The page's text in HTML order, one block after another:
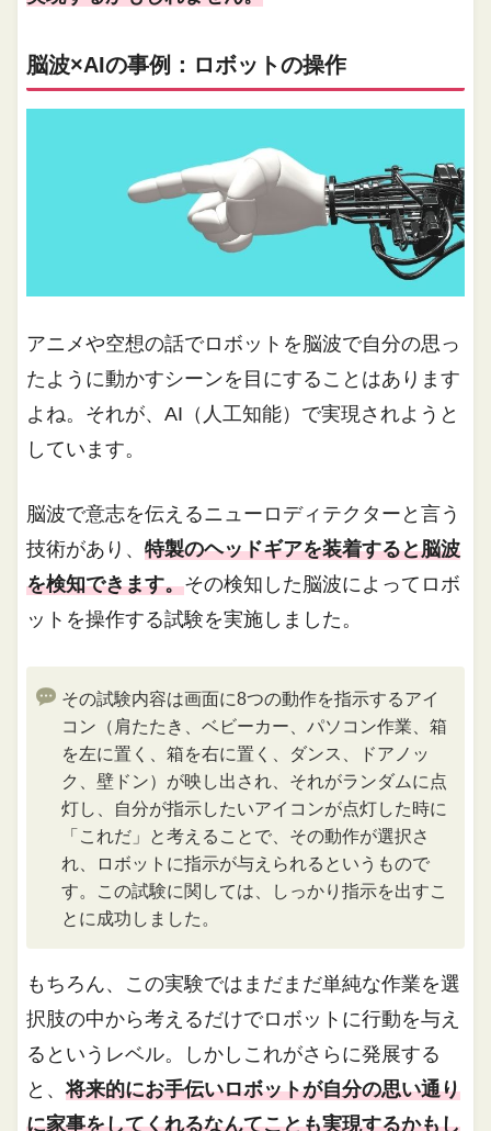
脳波×AIの事例：ロボットの操作
アニメや空想の話でロボットを脳波で自分の思っ
たように動かすシーンを目にすることはあります
よね。それが、AI（人工知能）で実現されようと
しています。
脳波で意志を伝えるニューロディテクターと言う
技術があり、特製のヘッドギアを装着すると脳波
を検知できます。その検知した脳波によってロボ
ットを操作する試験を実施しました。
その試験内容は画面に8つの動作を指示するアイ
コン（肩たたき、ベビーカー、パソコン作業、箱
を左に置く、箱を右に置く、ダンス、ドアノッ
ク、壁ドン）が映し出され、それがランダムに点
灯し、自分が指示したいアイコンが点灯した時に
「これだ」と考えることで、その動作が選択さ
れ、ロボットに指示が与えられるというもので
す。この試験に関しては、しっかり指示を出すこ
とに成功しました。
もちろん、この実験ではまだまだ単純な作業を選
択肢の中から考えるだけでロボットに行動を与え
るというレベル。しかしこれがさらに発展する
と、将来的にお手伝いロボットが自分の思い通り
に家事をしてくれるなんてことも実現するかもし